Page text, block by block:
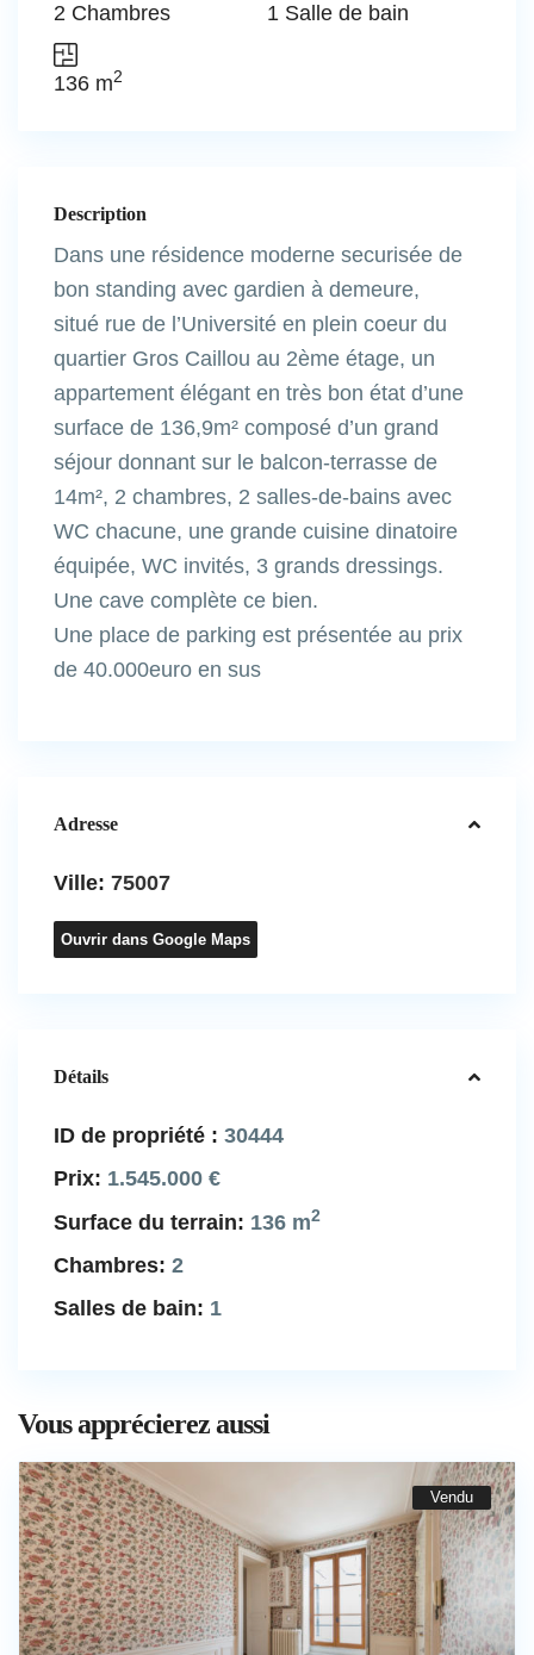
2 Chambres 1 Salle de bain
136 m2
Description
Dans une résidence moderne securisée de
bon standing avec gardien à demeure,
situé rue de l’Université en plein coeur du
quartier Gros Caillou au 2ème étage, un
appartement élégant en très bon état d’une
surface de 136,9m² composé d’un grand
séjour donnant sur le balcon-terrasse de
14m², 2 chambres, 2 salles-de-bains avec
WC chacune, une grande cuisine dinatoire
équipée, WC invités, 3 grands dressings.
Une cave complète ce bien.
Une place de parking est présentée au prix
de 40.000euro en sus
Adresse
Ville: 75007
Ouvrir dans Google Maps
Détails
ID de propriété : 30444
Prix: 1.545.000 €
Surface du terrain: 136 m2
Chambres: 2
Salles de bain: 1
Vous apprécierez aussi
Vendu